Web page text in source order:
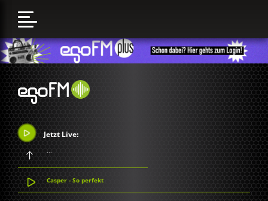
Jetzt Live:
...
Casper - So perfekt